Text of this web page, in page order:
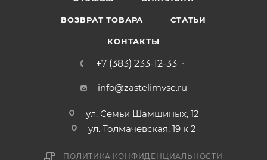
ВОЗВРАТ ТОВАРА СТАТЬИ
КОНТАКТЫ
+7 (383) 233-12-33
info@zastelimvse.ru
ул. Семьи Шамшиных, 12
ул. Толмачевская, 19 к 2
ПОЛИТИКА КОНФИДЕНЦИАЛЬНОСТИ